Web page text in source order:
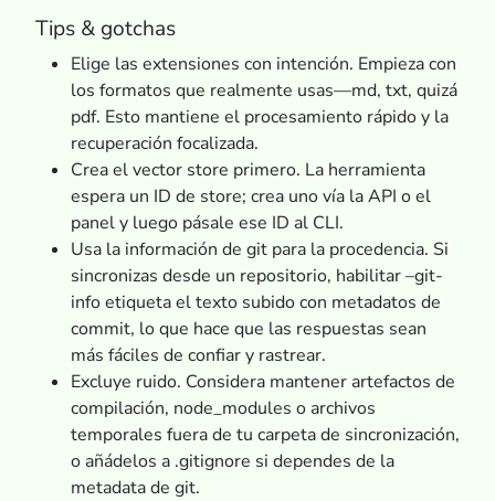
Tips & gotchas
Elige las extensiones con intención. Empieza con
los formatos que realmente usas—md, txt, quizá
pdf. Esto mantiene el procesamiento rápido y la
recuperación focalizada.
Crea el vector store primero. La herramienta
espera un ID de store; crea uno vía la API o el
panel y luego pásale ese ID al CLI.
Usa la información de git para la procedencia. Si
sincronizas desde un repositorio, habilitar –git-
info etiqueta el texto subido con metadatos de
commit, lo que hace que las respuestas sean
más fáciles de confiar y rastrear.
Excluye ruido. Considera mantener artefactos de
compilación, node_modules o archivos
temporales fuera de tu carpeta de sincronización,
o añádelos a .gitignore si dependes de la
metadata de git.